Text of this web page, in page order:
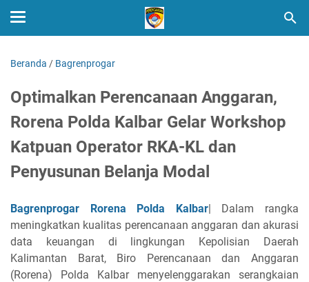
Beranda / Bagrenprogar
Optimalkan Perencanaan Anggaran,
Rorena Polda Kalbar Gelar Workshop
Katpuan Operator RKA-KL dan
Penyusunan Belanja Modal
Bagrenprogar Rorena Polda Kalbar| Dalam rangka
meningkatkan kualitas perencanaan anggaran dan akurasi
data keuangan di lingkungan Kepolisian Daerah
Kalimantan Barat, Biro Perencanaan dan Anggaran
(Rorena) Polda Kalbar menyelenggarakan serangkaian